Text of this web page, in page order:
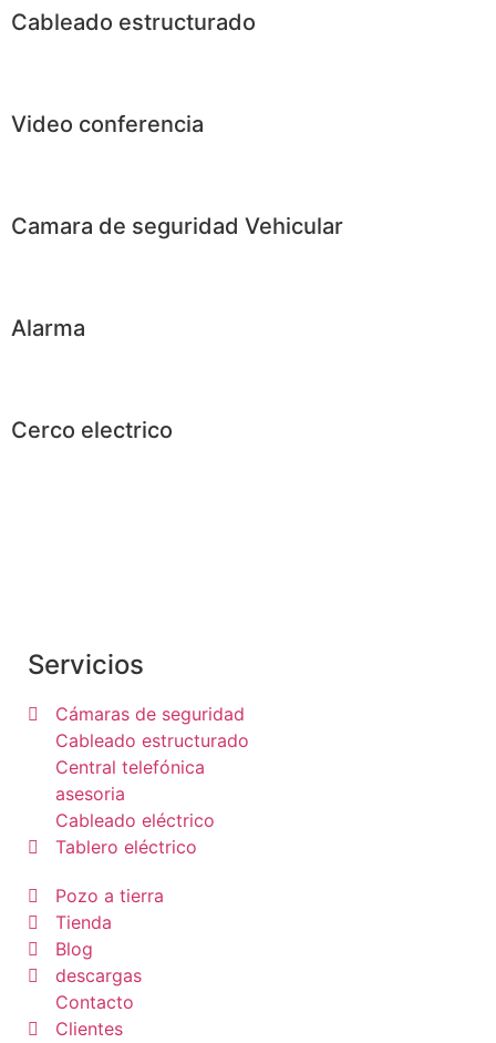
Cableado estructurado
Video conferencia
Camara de seguridad Vehicular
Alarma
Cerco electrico
Servicios
Cámaras de seguridad
Cableado estructurado
Central telefónica
asesoria
Cableado eléctrico
Tablero eléctrico
Pozo a tierra
Tienda
Blog
descargas
Contacto
Clientes